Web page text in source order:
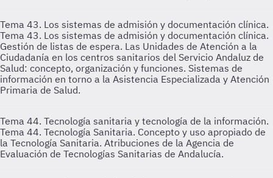
Tema 43. Los sistemas de admisión y documentación clínica.
Tema 43. Los sistemas de admisión y documentación clínica.
Gestión de listas de espera. Las Unidades de Atención a la
Ciudadanía en los centros sanitarios del Servicio Andaluz de
Salud: concepto, organización y funciones. Sistemas de
información en torno a la Asistencia Especializada y Atención
Primaria de Salud.
Tema 44. Tecnología sanitaria y tecnología de la información.
Tema 44. Tecnología Sanitaria. Concepto y uso apropiado de
la Tecnología Sanitaria. Atribuciones de la Agencia de
Evaluación de Tecnologías Sanitarias de Andalucía.